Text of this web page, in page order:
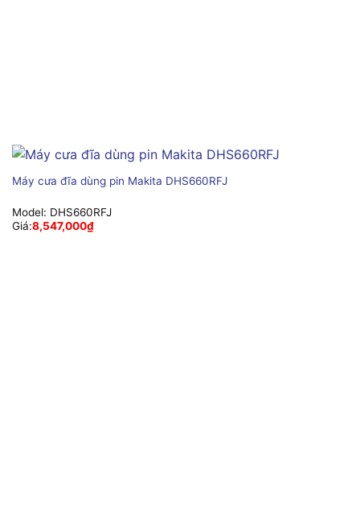
Máy cưa đĩa dùng pin Makita DHS660RFJ
Model: DHS660RFJ
Giá:8,547,000₫